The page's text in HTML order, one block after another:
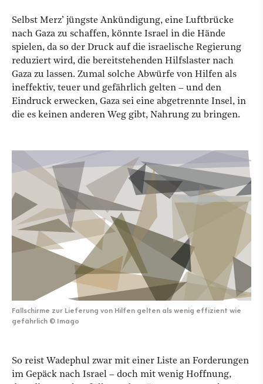
Selbst Merz’ jüngste Ankündigung, eine Luftbrücke
nach Gaza zu schaffen, könnte Israel in die Hände
spielen, da so der Druck auf die israelische Regierung
reduziert wird, die bereitstehenden Hilfslaster nach
Gaza zu lassen. Zumal solche Abwürfe von Hilfen als
ineffektiv, teuer und gefährlich gelten – und den
Eindruck erwecken, Gaza sei eine abgetrennte Insel, in
die es keinen anderen Weg gibt, Nahrung zu bringen.
Fallschirme zur Lieferung von Hilfen gelten als wenig effizient wie
gefährlich © Imago
So reist Wadephul zwar mit einer Liste an Forderungen
im Gepäck nach Israel – doch mit wenig Hoffnung,